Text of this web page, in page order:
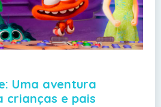
Uma aventura
crianças e pais